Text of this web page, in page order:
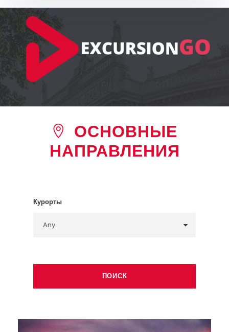
ОСНОВНЫЕ
НАПРАВЛЕНИЯ
Курорты